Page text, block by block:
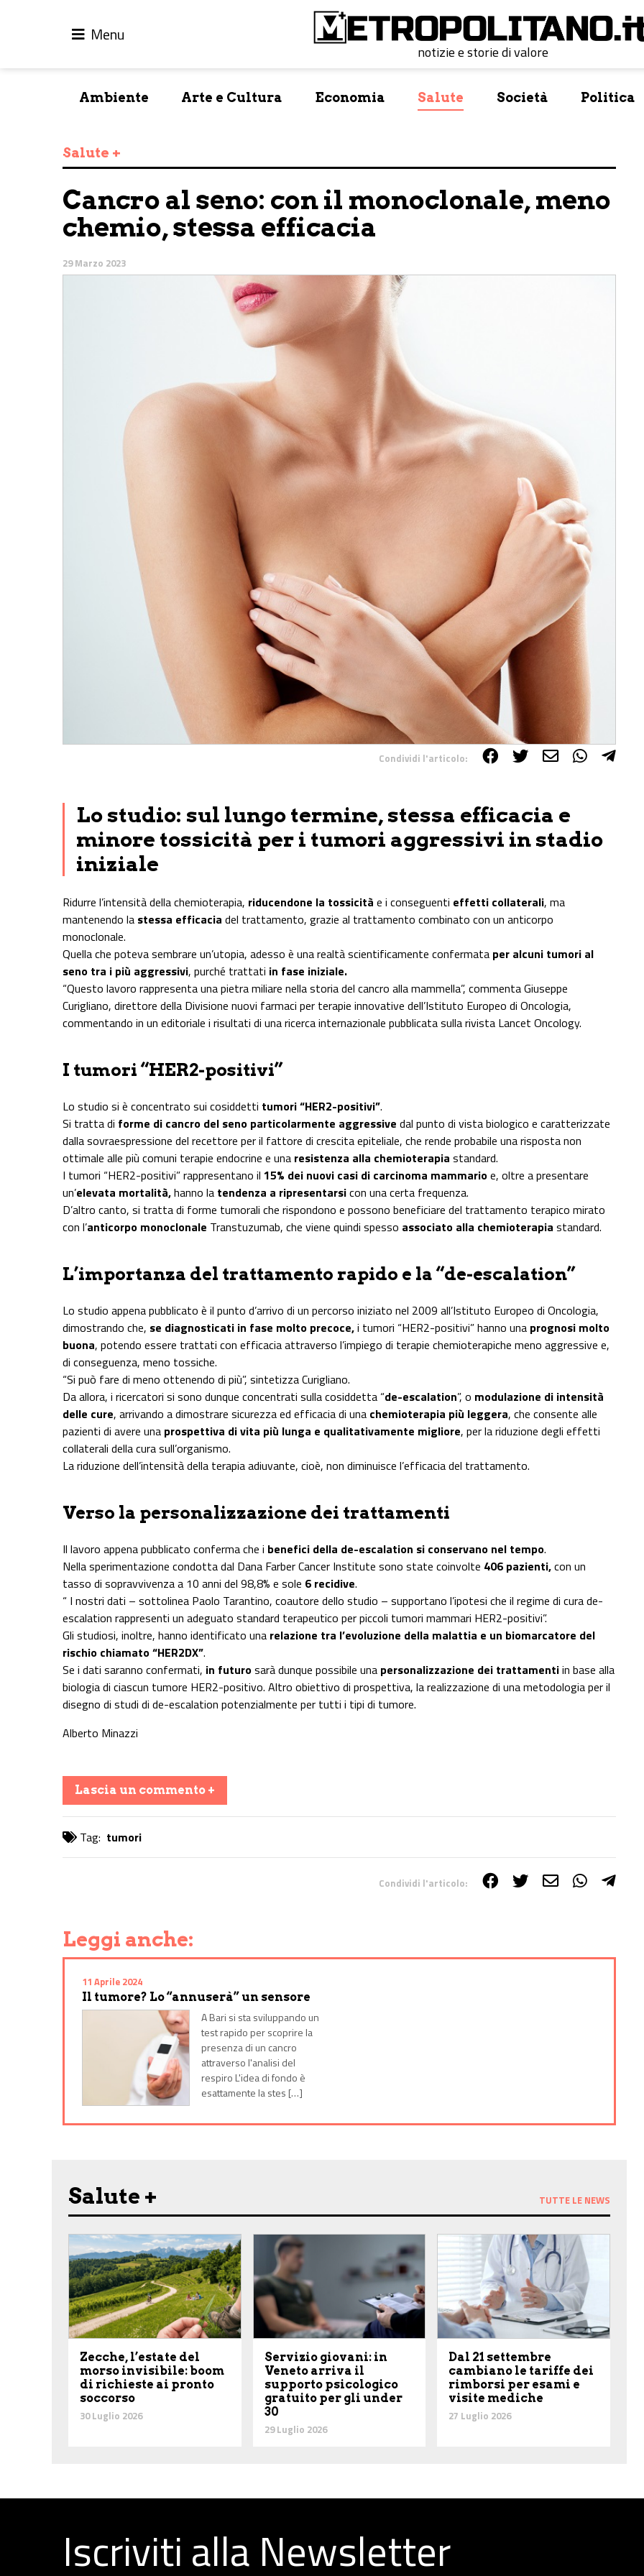
Menu
notizie e storie di valore
Ambiente Arte e Cultura Economia Salute Società Politica
Salute +
Cancro al seno: con il monoclonale, meno
chemio, stessa efficacia
29 Marzo 2023
Condividi l'articolo:
Lo studio: sul lungo termine, stessa efficacia e
minore tossicità per i tumori aggressivi in stadio
iniziale
Ridurre l’intensità della chemioterapia, riducendone la tossicità e i conseguenti effetti collaterali, ma
mantenendo la stessa efficacia del trattamento, grazie al trattamento combinato con un anticorpo
monoclonale.
Quella che poteva sembrare un’utopia, adesso è una realtà scientificamente confermata per alcuni tumori al
seno tra i più aggressivi, purché trattati in fase iniziale.
“Questo lavoro rappresenta una pietra miliare nella storia del cancro alla mammella”, commenta Giuseppe
Curigliano, direttore della Divisione nuovi farmaci per terapie innovative dell’Istituto Europeo di Oncologia,
commentando in un editoriale i risultati di una ricerca internazionale pubblicata sulla rivista Lancet Oncology.
I tumori “HER2-positivi”
Lo studio si è concentrato sui cosiddetti tumori “HER2-positivi”.
Si tratta di forme di cancro del seno particolarmente aggressive dal punto di vista biologico e caratterizzate
dalla sovraespressione del recettore per il fattore di crescita epiteliale, che rende probabile una risposta non
ottimale alle più comuni terapie endocrine e una resistenza alla chemioterapia standard.
I tumori “HER2-positivi” rappresentano il 15% dei nuovi casi di carcinoma mammarioe, oltre a presentare
un’elevata mortalità,hanno la tendenza a ripresentarsicon una certa frequenza.
D’altro canto, si tratta di forme tumorali che rispondono e possono beneficiare del trattamento terapico mirato
con l’anticorpo monoclonale Transtuzumab, che viene quindi spesso associato alla chemioterapia standard.
L’importanza del trattamento rapido e la “de-escalation”
Lo studio appena pubblicato è il punto d’arrivo di un percorso iniziato nel 2009 all’Istituto Europeo di Oncologia,
dimostrando che, se diagnosticati in fase molto precoce,i tumori “HER2-positivi” hanno una prognosi molto
buona, potendo essere trattati con efficacia attraverso l’impiego di terapie chemioterapiche meno aggressive e,
di conseguenza, meno tossiche.
“Si può fare di meno ottenendo di più”, sintetizza Curigliano.
Da allora, i ricercatori si sono dunque concentrati sulla cosiddetta “de-escalation”, o modulazione di intensità
delle cure, arrivando a dimostrare sicurezza ed efficacia di una chemioterapia più leggera, che consente alle
pazienti di avere una prospettiva di vita più lunga e qualitativamente migliore, per la riduzione degli effetti
collaterali della cura sull’organismo.
La riduzione dell’intensità della terapia adiuvante, cioè, non diminuisce l’efficacia del trattamento.
Verso la personalizzazione dei trattamenti
Il lavoro appena pubblicato conferma che i benefici della de-escalation si conservano nel tempo.
Nella sperimentazione condotta dal Dana Farber Cancer Institute sono state coinvolte 406 pazienti,con un
tasso di sopravvivenza a 10 anni del 98,8% e sole 6 recidive.
“ I nostri dati – sottolinea Paolo Tarantino, coautore dello studio – supportano l’ipotesi che il regime di cura de-
escalation rappresenti un adeguato standard terapeutico per piccoli tumori mammari HER2-positivi”.
Gli studiosi, inoltre, hanno identificato una relazione tra l’evoluzione della malattia e un biomarcatore del
rischio chiamato “HER2DX”.
Se i dati saranno confermati, in futurosarà dunque possibile una personalizzazione dei trattamentiin base alla
biologia di ciascun tumore HER2-positivo. Altro obiettivo di prospettiva, la realizzazione di una metodologia per il
disegno di studi di de-escalation potenzialmente per tutti i tipi di tumore.
Alberto Minazzi
Lascia un commento +
Tag: tumori
Condividi l'articolo:
Leggi anche:
11 Aprile 2024
Il tumore? Lo “annuserà” un sensore
A Bari si sta sviluppando un
test rapido per scoprire la
presenza di un cancro
attraverso l'analisi del
respiro L'idea di fondo è
esattamente la stes […]
Salute + TUTTE LE NEWS
Zecche, l’estate del
morso invisibile: boom
di richieste ai pronto
soccorso
30 Luglio 2026
Servizio giovani: in
Veneto arriva il
supporto psicologico
gratuito per gli under
30
29 Luglio 2026
Dal 21 settembre
cambiano le tariffe dei
rimborsi per esami e
visite mediche
27 Luglio 2026
Iscriviti alla Newsletter